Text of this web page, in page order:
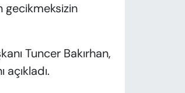
gecikmeksizin
Tuncer Bakırhan,
açıkladı.